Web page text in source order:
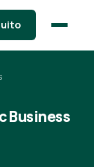
Business